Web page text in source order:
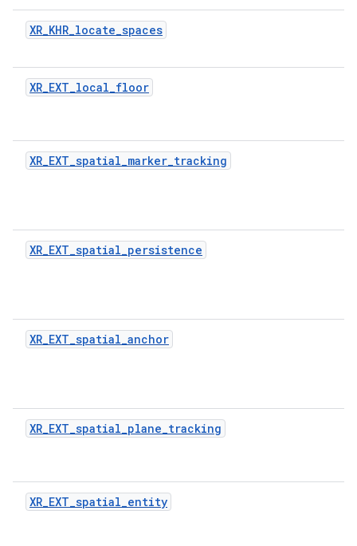
XR_KHR_locate_spaces
XR_EXT_local_floor
XR_EXT_spatial_marker_tracking
XR_EXT_spatial_persistence
XR_EXT_spatial_anchor
XR_EXT_spatial_plane_tracking
XR_EXT_spatial_entity